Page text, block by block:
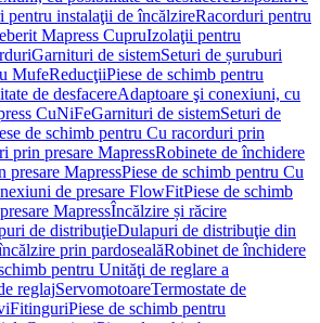
pentru instalaţii de încălzireRacorduri pentru
Mapress CupruIzolaţii pentru
Garnituri de sistemSeturi de șuruburi
MufeReducţiiPiese de schimb pentru
de desfacereAdaptoare şi conexiuni, cu
CuNiFeGarnituri de sistemSeturi de
de schimb pentru Cu racorduri prin
prin presare MapressRobinete de închidere
presare MapressPiese de schimb pentru Cu
de presare FlowFitPiese de schimb
MapressÎncălzire și răcire
de distribuţieDulapuri de distribuţie din
prin pardosealăRobinet de închidere
pentru Unităţi de reglare a
reglajServomotoareTermostate de
FitinguriPiese de schimb pentru